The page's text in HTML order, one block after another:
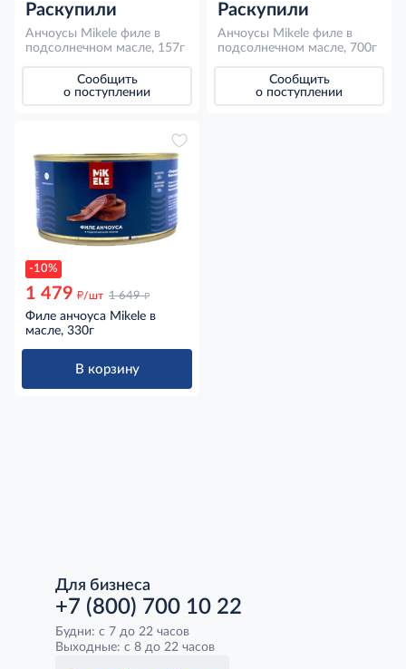
Раскупили
Анчоусы Mikele филе в
подсолнечном масле, 157г
Сообщить
о поступлении
Раскупили
Анчоусы Mikele филе в
подсолнечном масле, 700г
Сообщить
о поступлении
-10%
1 479 д/шт 1 649 д
Филе анчоуса Mikele в
масле, 330г
В корзину
Для бизнеса
+7 (800) 700 10 22
Будни: с 7 до 22 часов
Выходные: с 8 до 22 часов